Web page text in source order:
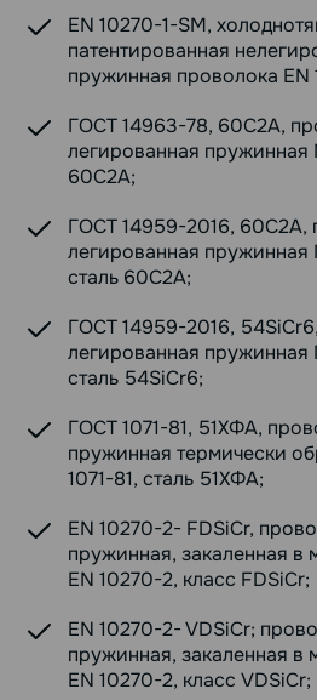
EN 10270-1-SM,
патентированная
пружинная проволока EN
ГОСТ 14963-78, 60С2А,
легированная пружинная
60С2А;
ГОСТ 14959-2016, 60С2А,
легированная
сталь 60С2А;
ГОСТ 14959-2016,
легированная
сталь 54SiCr6;
ГОСТ 1071-81, 51ХФА,
пружинная термически
1071-81, сталь 51ХФА;
EN 10270-2- FDSiCr,
пружинная, закаленная в
EN 10270-2, класс FDSiCr;
EN 10270-2- VDSiCr;
пружинная, закаленная в
EN 10270-2, класс VDSiCr;